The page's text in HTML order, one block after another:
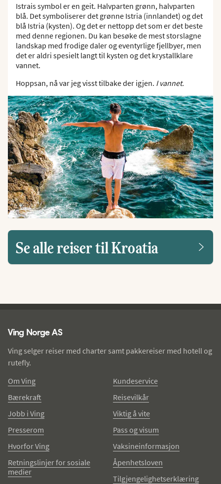
Istrais symbol er en geit. Halvparten grønn, halvparten
blå. Det symboliserer det grønne Istria (innlandet) og det
blå Istria (kysten). Og det er nettopp det som er det beste
med denne regionen. Du kan besøke de mest storslagne
landskap med frodige daler og eventyrlige fjellbyer, men
det er aldri spesielt langt til kysten og det krystallklare
vannet.
Hoppsan, nå var jeg visst tilbake der igjen. I vannet.
Se alle reiser til Kroatia
Ving Norge AS
Ving selger reiser med charter samt pakkereiser med hotell og
rutefly.
Om Ving
Bærekraft
Jobb i Ving
Presserom
Hvorfor Ving
Retningslinjer for sosiale
medier
Kundeservice
Reisevilkår
Viktig å vite
Pass og visum
Vaksineinformasjon
Åpenhetsloven
Tilgjengelighetserklæring